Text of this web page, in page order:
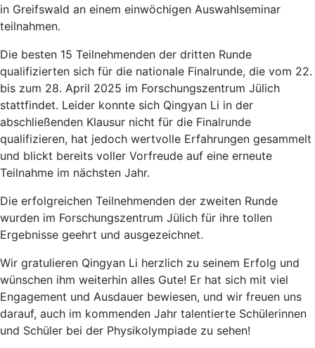
in Greifswald an einem einwöchigen Auswahlseminar
teilnahmen.
Die besten 15 Teilnehmenden der dritten Runde
qualifizierten sich für die nationale Finalrunde, die vom 22.
bis zum 28. April 2025 im Forschungszentrum Jülich
stattfindet. Leider konnte sich Qingyan Li in der
abschließenden Klausur nicht für die Finalrunde
qualifizieren, hat jedoch wertvolle Erfahrungen gesammelt
und blickt bereits voller Vorfreude auf eine erneute
Teilnahme im nächsten Jahr.
Die erfolgreichen Teilnehmenden der zweiten Runde
wurden im Forschungszentrum Jülich für ihre tollen
Ergebnisse geehrt und ausgezeichnet.
Wir gratulieren Qingyan Li herzlich zu seinem Erfolg und
wünschen ihm weiterhin alles Gute! Er hat sich mit viel
Engagement und Ausdauer bewiesen, und wir freuen uns
darauf, auch im kommenden Jahr talentierte Schülerinnen
und Schüler bei der Physikolympiade zu sehen!